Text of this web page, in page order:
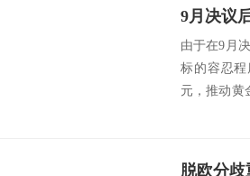
由于在9月
标的容忍
元，推动黄
脱欧分